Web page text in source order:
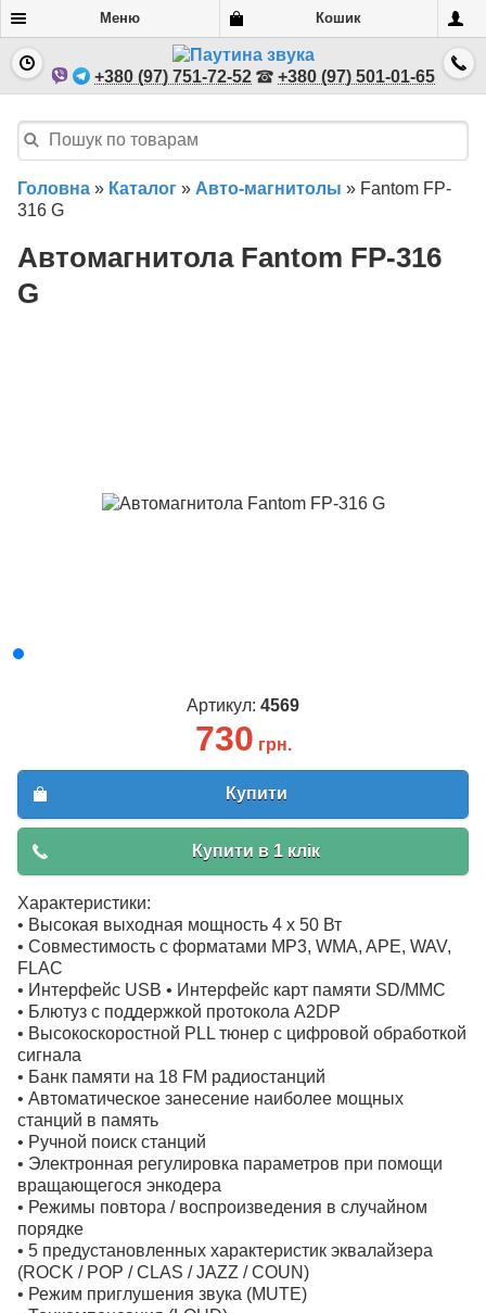
Меню Кошик
+380 (97) 751-72-52 +380 (97) 501-01-65
Головна » Каталог » Авто-магнитолы » Fantom FP-
316 G
Автомагнитола Fantom FP-316
G
Артикул: 4569
730 грн.
Купити
Купити в 1 клік
Характеристики:
• Высокая выходная мощность 4 х 50 Вт
• Совместимость с форматами MP3, WMA, APE, WAV,
FLAC
• Интерфейс USB • Интерфейс карт памяти SD/MMC
• Блютуз с поддержкой протокола A2DP
• Высокоскоростной PLL тюнер с цифровой обработкой
сигнала
• Банк памяти на 18 FM радиостанций
• Автоматическое занесение наиболее мощных
станций в память
• Ручной поиск станций
• Электронная регулировка параметров при помощи
вращающегося энкодера
• Режимы повтора / воспроизведения в случайном
порядке
• 5 предустановленных характеристик эквалайзера
(ROCK / POP / CLAS / JAZZ / COUN)
• Режим приглушения звука (MUTE)